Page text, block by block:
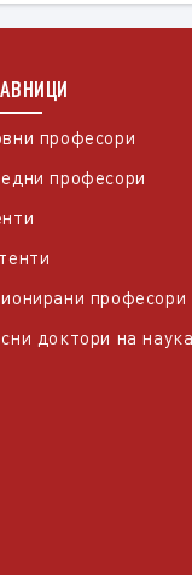
професори
професори
професори
доктори на наука